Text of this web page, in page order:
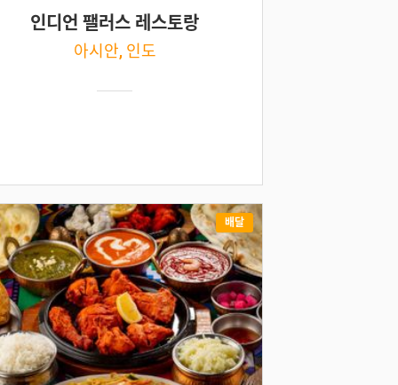
인디언 팰러스 레스토랑
아시안, 인도
배달